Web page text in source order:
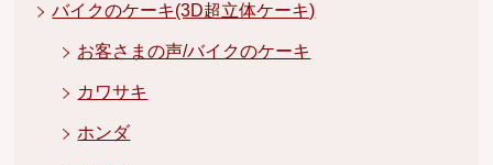
バイクのケーキ(3D超立体ケーキ)
お客さまの声/バイクのケーキ
カワサキ
ホンダ